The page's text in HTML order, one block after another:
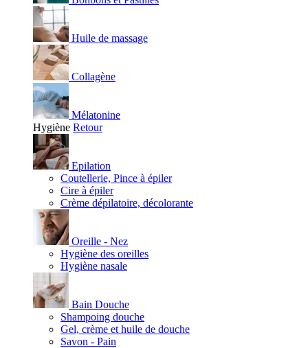
Huile de massage
Collagène
Mélatonine
Hygiène Retour
Epilation
Coutellerie, Pince à épiler
Cire à épiler
Crème dépilatoire, décolorante
Oreille - Nez
Hygiène des oreilles
Hygiène nasale
Bain Douche
Shampoing douche
Gel, crème et huile de douche
Savon - Pain